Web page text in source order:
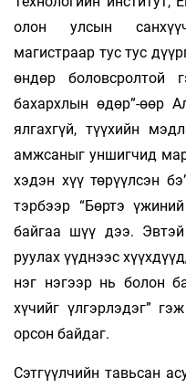
олон ул­сын
магистраар тус тус
өндөр боловсролтой
бахарх­лын өдөр”-өөр
ялгахгүй, түүхийн
амжсаныг ун­шиг­чид
хэдэн хүү төрүүлсэн
тэрбээр “Бөртэ
байгаа шүү дээ.
руулах үүднээс
нэг нэгээр нь бо­лон
хүчийг үлгэр­лэдэг”
орсон байдаг.
Сэтгүүлчийн тавьсан